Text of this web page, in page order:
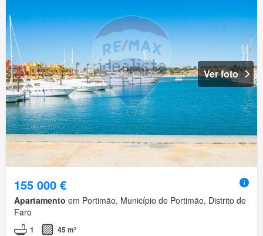
Ver foto
155 000 €
Apartamento em Portimão, Município de Portimão, Distrito de
Faro
1 45 m²